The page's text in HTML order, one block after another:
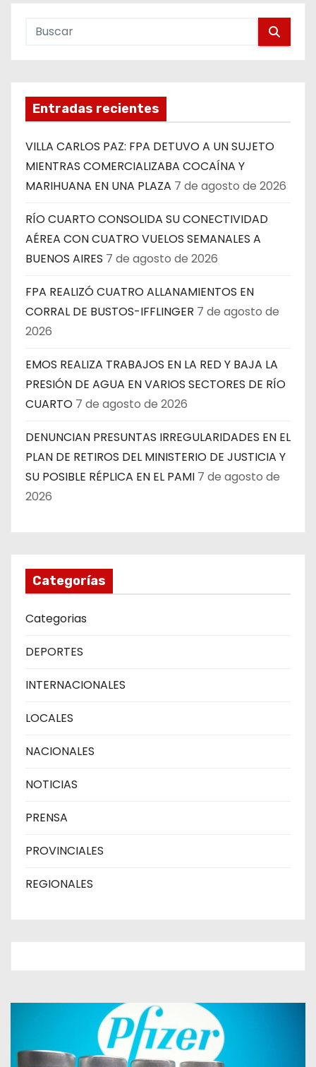
Entradas recientes
VILLA CARLOS PAZ: FPA DETUVO A UN SUJETO
MIENTRAS COMERCIALIZABA COCAÍNA Y
MARIHUANA EN UNA PLAZA 7 de agosto de 2026
RÍO CUARTO CONSOLIDA SU CONECTIVIDAD
AÉREA CON CUATRO VUELOS SEMANALES A
BUENOS AIRES 7 de agosto de 2026
FPA REALIZÓ CUATRO ALLANAMIENTOS EN
CORRAL DE BUSTOS-IFFLINGER 7 de agosto de
2026
EMOS REALIZA TRABAJOS EN LA RED Y BAJA LA
PRESIÓN DE AGUA EN VARIOS SECTORES DE RÍO
CUARTO 7 de agosto de 2026
DENUNCIAN PRESUNTAS IRREGULARIDADES EN EL
PLAN DE RETIROS DEL MINISTERIO DE JUSTICIA Y
SU POSIBLE RÉPLICA EN EL PAMI 7 de agosto de
2026
Categorías
Categorias
DEPORTES
INTERNACIONALES
LOCALES
NACIONALES
NOTICIAS
PRENSA
PROVINCIALES
REGIONALES